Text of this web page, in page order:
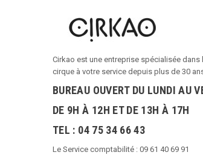
Cirkao est une entreprise spécialisée dans
cirque à votre service depuis plus de 30
BUREAU OUVERT DU LUNDI AU
DE 9H À 12H ET DE 13H À 17H
TEL : 04 75 34 66 43
Le Service comptabilité : 09 61 40 69 91